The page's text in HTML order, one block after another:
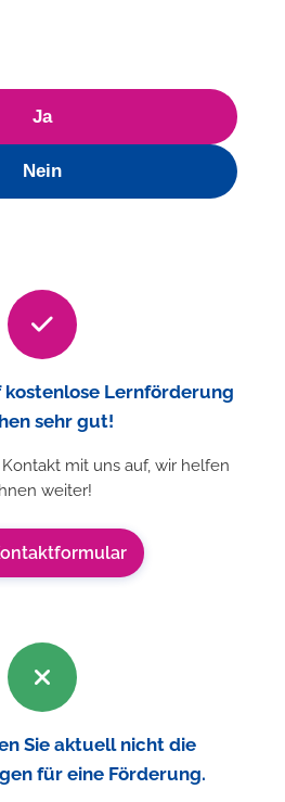
Ja
Nein
kostenlose Lernförderung
sehr gut!
mit uns auf, wir helfen
weiter!
Sie aktuell nicht die
für eine Förderung.